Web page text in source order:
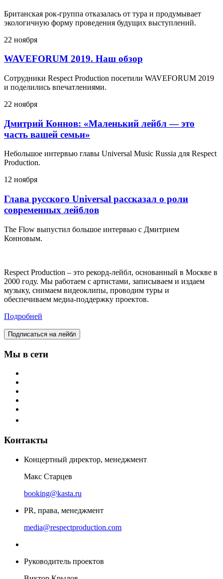
Британская рок-группа отказалась от тура и продумывает
экологичную форму проведения будущих выступлений.
22 ноября
WAVEFORUM 2019. Наш обзор
Сотрудники Respect Production посетили WAVEFORUM 2019
и поделились впечатлениями.
22 ноября
Дмитрий Коннов: «Маленький лейбл — это
часть вашей семьи»
Небольшое интервью главы Universal Music Russia для Respect
Production.
12 ноября
Глава русского Universal рассказал о роли
современных лейблов
The Flow выпустил большое интервью с Дмитрием
Конновым.
Respect Production – это рекорд-лейбл, основанный в Москве в
2000 году. Мы работаем с артистами, записываем и издаем
музыку, снимаем видеоклипы, проводим туры и
обеспечиваем медиа-поддержку проектов.
Подробней
Подписаться на лейбл
Мы в сети
Контакты
Концертный директор, менеджмент
Макс Старцев
booking@kasta.ru
PR, права, менеджмент
media@respectproduction.com
Руководитель проектов